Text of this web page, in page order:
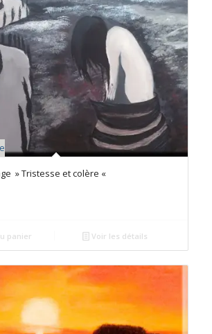
» Tristesse et colère «
panier Voir les détails